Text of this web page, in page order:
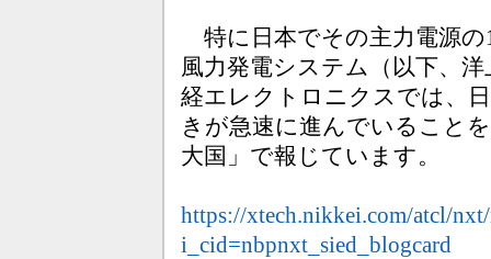
特に日本でその主力電源
風力発電システム（以下、
経エレクトロニクスでは、
きが急速に進んでいること
大国」で報じています。
https://xtech.nikkei.com/atcl/
i_cid=nbpnxt_sied_blogcard